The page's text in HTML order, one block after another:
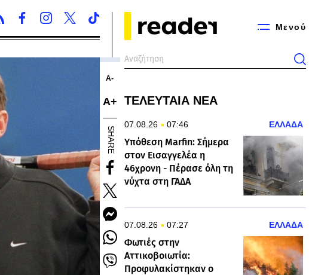
Μενού
Α-
Α+
SHARE
ΤΕΛΕΥΤΑΙΑ ΝΕΑ
07.08.26 07:46 ΕΛΛΑΔΑ
Υπόθεση Marfin: Σήμερα
στον Εισαγγελέα η
46χρονη - Πέρασε όλη τη
νύχτα στη ΓΑΔΑ
07.08.26 07:27 ΕΛΛΑΔΑ
Φωτιές στην
Αττικοβοιωτία:
Προφυλακίστηκαν ο